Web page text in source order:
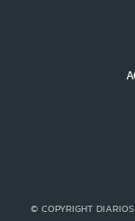
© COPYRIGHT